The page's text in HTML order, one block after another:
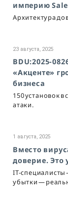
империю
Архитектура
23 августа, 2025
BDU:2025-
«Акценте»
бизнеса
150 установок
атаки.
1 августа, 2025
Вместо
доверие. Это
IT-
убытки —